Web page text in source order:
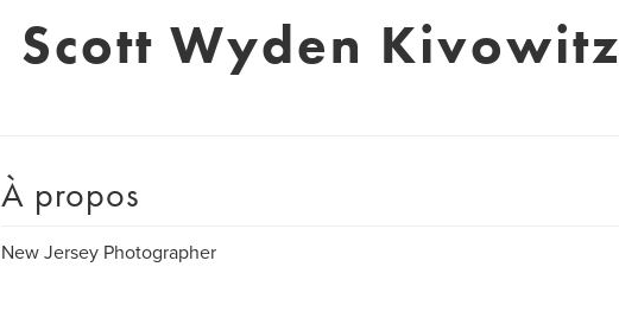
Scott Wyden Kivowitz
À propos
New Jersey Photographer